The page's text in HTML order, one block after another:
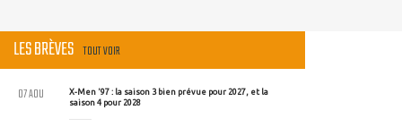
LES BRÈVES TOUT VOIR
X-Men '97 : la saison 3 bien prévue pour 2027, et la
saison 4 pour 2028
07 AOU